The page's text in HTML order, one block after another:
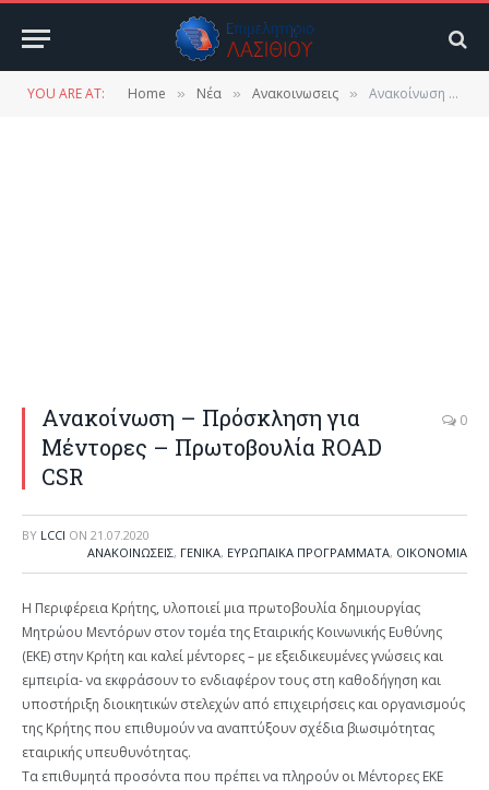
YOU ARE AT: Home » Νέα » Ανακοινωσεις » Ανακοίνωση – Πρόσκληση για Μέντορες – Πρωτοβουλία ROAD CSR
Ανακοίνωση – Πρόσκληση για
Μέντορες – Πρωτοβουλία ROAD
CSR
0
BY LCCI ON 21.07.2020
ΑΝΑΚΟΙΝΩΣΕΙΣ, ΓΕΝΙΚΑ, ΕΥΡΩΠΑΙΚΑ ΠΡΟΓΡΑΜΜΑΤΑ, ΟΙΚΟΝΟΜΙΑ
Η Περιφέρεια Κρήτης, υλοποιεί μια πρωτοβουλία δημιουργίας
Μητρώου Μεντόρων στον τομέα της Εταιρικής Κοινωνικής Ευθύνης
(ΕΚΕ) στην Κρήτη και καλεί μέντορες – με εξειδικευμένες γνώσεις και
εμπειρία- να εκφράσουν το ενδιαφέρον τους στη καθοδήγηση και
υποστήριξη διοικητικών στελεχών από επιχειρήσεις και οργανισμούς
της Κρήτης που επιθυμούν να αναπτύξουν σχέδια βιωσιμότητας
εταιρικής υπευθυνότητας.
Τα επιθυμητά προσόντα που πρέπει να πληρούν οι Μέντορες ΕΚΕ